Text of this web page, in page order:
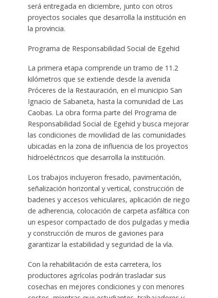
será entregada en diciembre, junto con otros
proyectos sociales que desarrolla la institución en
la provincia.
Programa de Responsabilidad Social de Egehid
La primera etapa comprende un tramo de 11.2
kilómetros que se extiende desde la avenida
Próceres de la Restauración, en el municipio San
Ignacio de Sabaneta, hasta la comunidad de Las
Caobas. La obra forma parte del Programa de
Responsabilidad Social de Egehid y busca mejorar
las condiciones de movilidad de las comunidades
ubicadas en la zona de influencia de los proyectos
hidroeléctricos que desarrolla la institución.
Los trabajos incluyeron fresado, pavimentación,
señalización horizontal y vertical, construcción de
badenes y accesos vehiculares, aplicación de riego
de adherencia, colocación de carpeta asfáltica con
un espesor compactado de dos pulgadas y media
y construcción de muros de gaviones para
garantizar la estabilidad y seguridad de la vía.
Con la rehabilitación de esta carretera, los
productores agrícolas podrán trasladar sus
cosechas en mejores condiciones y con menores